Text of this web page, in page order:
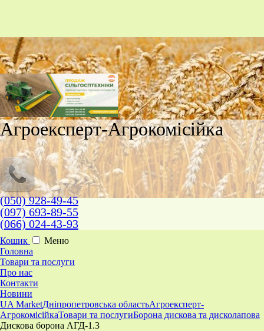
Агроексперт-Агрокомісійка
(050) 928-49-45
(097) 693-89-55
(066) 024-43-93
Кошик
Меню
Головна
Товари та послуги
Про нас
Контакти
Новини
UA MarketДніпропетровська областьАгроексперт-
АгрокомісійкаТовари та послугиБорона дискова та дисколапова
Дискова борона АГД-1.3